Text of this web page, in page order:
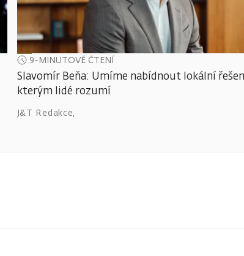
9-MINUTOVÉ ČTENÍ
Slavomír Beňa: Umíme nabídnout lokální
kterým lidé rozumí
J&T Redakce,